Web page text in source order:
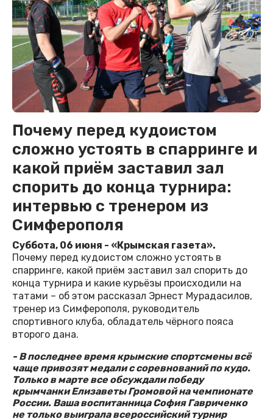
Почему перед кудоистом
сложно устоять в спарринге и
какой приём заставил зал
спорить до конца турнира:
интервью с тренером из
Симферополя
Суббота, 06 июня - «Крымская газета».
Почему перед кудоистом сложно устоять в
спарринге, какой приём заставил зал спорить до
конца турнира и какие курьёзы происходили на
татами – об этом рассказал Эрнест Мурадасилов,
тренер из Симферополя, руководитель
спортивного клуба, обладатель чёрного пояса
второго дана.
- В последнее время крымские спортсмены всё
чаще привозят медали с соревнований по кудо.
Только в марте все обсуждали победу
крымчанки Елизаветы Громовой на чемпионате
России. Ваша воспитанница София Гавриченко
не только выиграла всероссийский турнир